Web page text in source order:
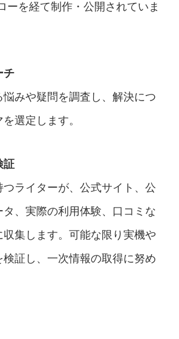
ーを経て制作・公開されていま
チ
悩みや疑問を調査し、解決につ
選定します。
証
つライターが、公式サイト、公
タ、実際の利用体験、口コミな
収集します。可能な限り実機や
検証し、一次情報の取得に努め